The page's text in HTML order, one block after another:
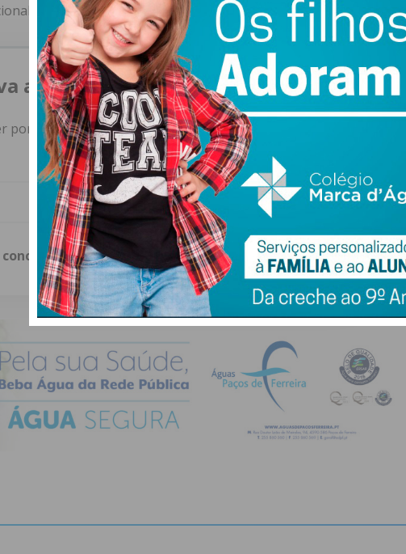
a newsletter do Imediato
por e-mail e obtenha de forma regular a informação
atualizada.
concordo com ostermos e condições